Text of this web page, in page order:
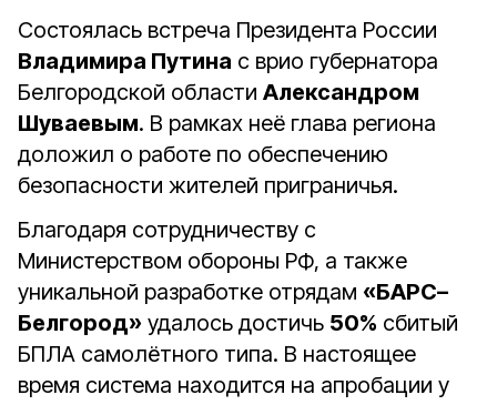
Состоялась встреча Президента России
Владимира Путина с врио губернатора
Белгородской области Александром
Шуваевым. В рамках неё глава региона
доложил о работе по обеспечению
безопасности жителей приграничья.
Благодаря сотрудничеству с
Министерством обороны РФ, а также
уникальной разработке отрядам «БАРС–
Белгород» удалось достичь 50% сбитый
БПЛА самолётного типа. В настоящее
время система находится на апробации у